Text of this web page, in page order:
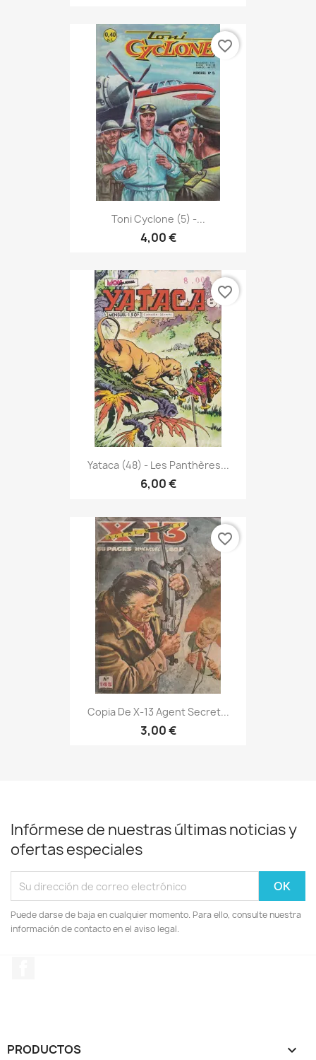
Toni Cyclone (5) -...
4,00 €
favorite_border
Yataca (48) - Les Panthères...
6,00 €
favorite_border
Copia De X-13 Agent Secret...
3,00 €
favorite_border
Infórmese de nuestras últimas noticias y
ofertas especiales
Puede darse de baja en cualquier momento. Para ello, consulte nuestra
información de contacto en el aviso legal.
PRODUCTOS 